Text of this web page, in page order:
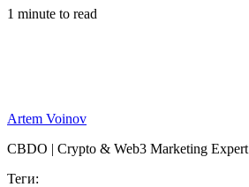
1 minute to read
Artem Voinov
CBDO | Crypto & Web3 Marketing Expert
Теги: